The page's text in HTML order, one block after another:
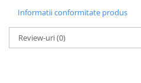
Informatii conformitate produs
Review-uri(0)